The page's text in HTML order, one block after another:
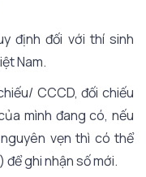
định đối với thí sinh
Nam.
CCCD, đối chiếu
mình đang có, nếu
vẹn thì có thể
ghi nhận số mới.